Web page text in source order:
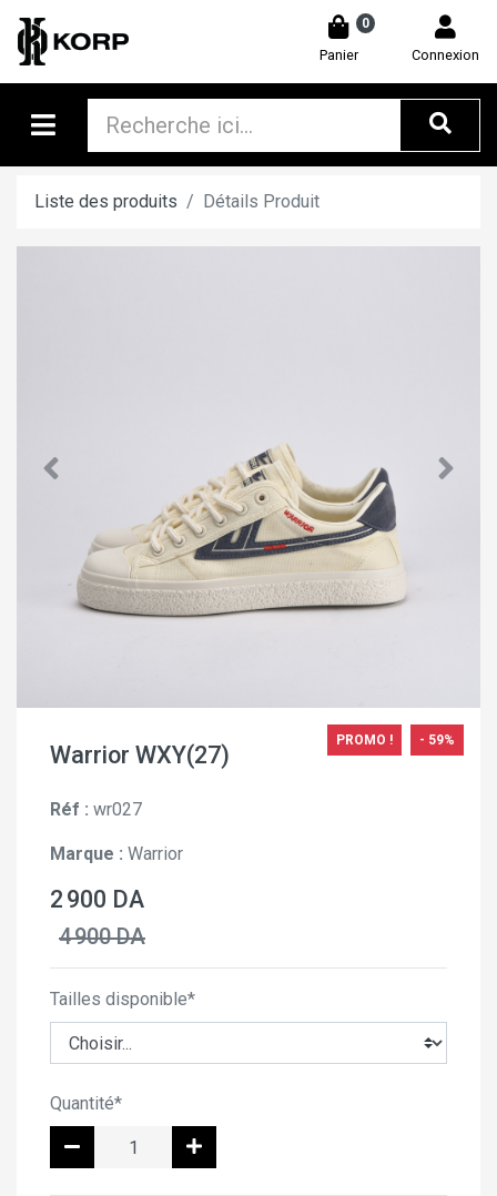
0
Panier Connexion
Liste des produits Détails Produit
Warrior WXY(27)
Réf : wr027
Marque : Warrior
PROMO ! - 59%
2 900 DA
4 900 DA
Tailles disponible*
Quantité*